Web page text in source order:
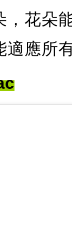
，花朵
適應所